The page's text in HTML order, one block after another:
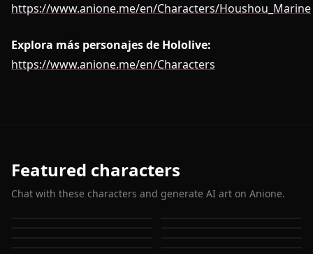
https://www.anione.me/en/Characters/Houshou_Marine
Explora más personajes de Hololive:
https://www.anione.me/en/Characters
Featured characters
Chat with these characters and generate AI art on Anione.